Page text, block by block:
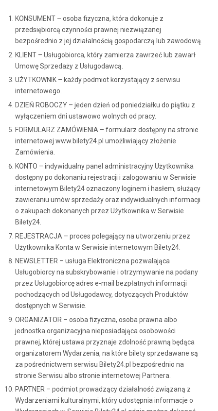
KONSUMENT – osoba fizyczna, która dokonuje z
przedsiębiorcą czynności prawnej niezwiązanej
bezpośrednio z jej działalnością gospodarczą lub zawodową.
KLIENT – Usługobiorca, który zamierza zawrzeć lub zawarł
Umowę Sprzedaży z Usługodawcą.
UŻYTKOWNIK – każdy podmiot korzystający z serwisu
internetowego.
DZIEŃ ROBOCZY – jeden dzień od poniedziałku do piątku z
wyłączeniem dni ustawowo wolnych od pracy.
FORMULARZ ZAMÓWIENIA – formularz dostępny na stronie
internetowej www.bilety24.pl umożliwiający złożenie
Zamówienia.
KONTO – indywidualny panel administracyjny Użytkownika
dostępny po dokonaniu rejestracji i zalogowaniu w Serwisie
internetowym Bilety24 oznaczony loginem i hasłem, służący
zawieraniu umów sprzedaży oraz indywidualnych informacji
o zakupach dokonanych przez Użytkownika w Serwisie
Bilety24.
REJESTRACJA – proces polegający na utworzeniu przez
Użytkownika Konta w Serwisie internetowym Bilety24.
NEWSLETTER – usługa Elektroniczna pozwalająca
Usługobiorcy na subskrybowanie i otrzymywanie na podany
przez Usługobiorcę adres e-mail bezpłatnych informacji
pochodzących od Usługodawcy, dotyczących Produktów
dostępnych w Serwisie.
ORGANIZATOR – osoba fizyczna, osoba prawna albo
jednostka organizacyjna nieposiadająca osobowości
prawnej, której ustawa przyznaje zdolność prawną będąca
organizatorem Wydarzenia, na które bilety sprzedawane są
za pośrednictwem serwisu Bilety24.pl bezpośrednio na
stronie Serwisu albo stronie internetowej Partnera.
PARTNER – podmiot prowadzący działalność związaną z
Wydarzeniami kulturalnymi, który udostępnia informacje o